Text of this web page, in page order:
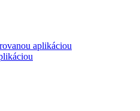
aplikáciou